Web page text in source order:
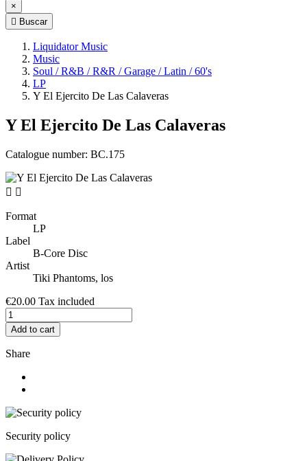
×
 Buscar
Liquidator Music
Music
Soul / R&B / R&R / Garage / Latin / 60's
LP
Y El Ejercito De Las Calaveras
Y El Ejercito De Las Calaveras
Catalogue number: BC.175
 
Format
LP
Label
B-Core Disc
Artist
Tiki Phantoms, los
€20.00 Tax included
Add to cart
Share
Security policy